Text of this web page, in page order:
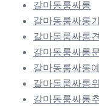
갈마동룸싸롱
갈마동룸싸롱
갈마동룸싸롱
갈마동룸싸롱
갈마동룸싸롱
갈마동룸싸롱
갈마동룸싸롱